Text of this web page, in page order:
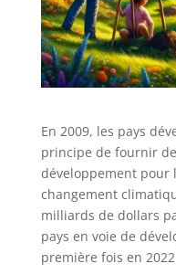
En 2009, les pays
principe de fournir
développement pour
changement
milliards de dollars
pays en voie de
première fois en